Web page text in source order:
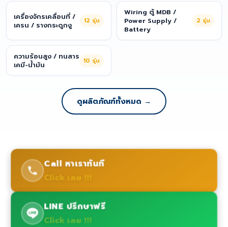
เครื่องจักรเคลื่อนที่ /
เครน / รางกระดูกงู
12 รุ่น
Wiring ตู้ MDB /
Power Supply /
Battery
2 รุ่น
ความร้อนสูง / ทนสาร
เคมี-น้ำมัน
10 รุ่น
ดูผลิตภัณฑ์ทั้งหมด →
Call หาเราทันที
Click เลย !!!
LINE ปรึกษาฟรี
Click เลย !!!